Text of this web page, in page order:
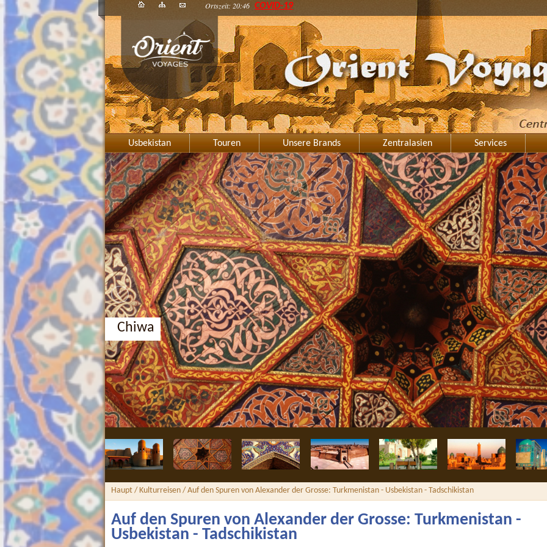
Ortszeit: 20:46 COVID-19
Usbekistan Touren Unsere Brands Zentralasien Services
Buchara, Medresse Nodir Divan-Begi
Haupt / Kulturreisen / Auf den Spuren von Alexander der Grosse: Turkmenistan - Usbekistan - Tadschikistan
Auf den Spuren von Alexander der Grosse: Turkmenistan -
Usbekistan - Tadschikistan